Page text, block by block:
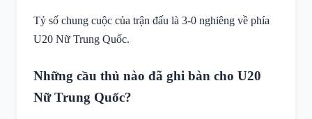
Tỷ số chung cuộc của trận đấu là 3-0 nghiêng về phía
U20 Nữ Trung Quốc.
Những cầu thủ nào đã ghi bàn cho U20
Nữ Trung Quốc?